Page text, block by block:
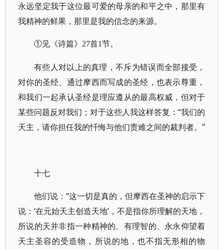
永远坚定我于这位最可爱的母亲的和平之中，那里有
我精神的鲜果，那里是我的信念的来源。
①见《诗篇》27首1节。
有些人对以上的真理，不斥为错误而全部接受，
对你的圣经、通过摩西而写成的圣经，也表示尊重，
和我们一起承认圣经是理应遵从的最高权威，但对于
某些问题反对我们；对于这些人我这样答复：“我们的
天主，请你担任我的忏悔与他们责难之间的裁判者。”
十七
他们说：“这一切是真的，但摩西在圣神的启示下
说：‘在元始天主创造天地’，不是指你所理解的天地，
所说的天并非指一种精神的、有理智的、永永仰望着
天主圣容的受造物，所说的地，也不指无形相的物